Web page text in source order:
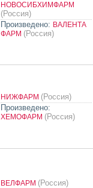
НОВОСИБХИМФАРМ
(Россия)
Произведено: ВАЛЕНТА
ФАРМ (Россия)
НИЖФАРМ (Россия)
Произведено:
ХЕМОФАРМ (Россия)
ВЕЛФАРМ (Россия)